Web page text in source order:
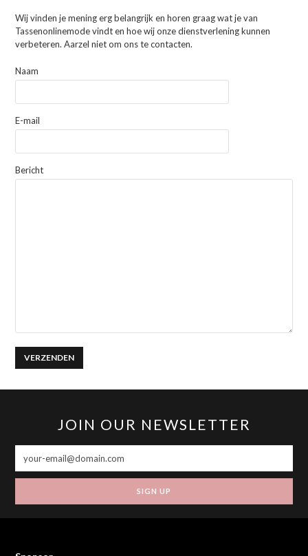
Wij vinden je mening erg belangrijk en horen graag wat je van
Tassenonlinemode vindt en hoe wij onze dienstverlening kunnen
verbeteren. Aarzel niet om ons te contacten.
Naam
E-mail
Bericht
JOIN OUR NEWSLETTER
SIGN UP